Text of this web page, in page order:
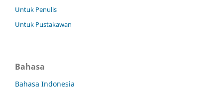
Untuk Penulis
Untuk Pustakawan
Bahasa
Bahasa Indonesia